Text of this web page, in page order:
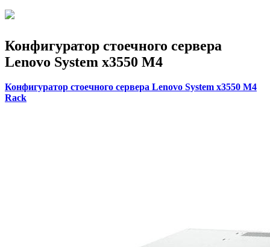
Конфигуратор стоечного сервера
Lenovo System x3550 M4
Конфигуратор стоечного сервера Lenovo System x3550 M4
Rack